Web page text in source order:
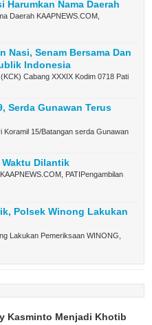
Harumkan Nama Daerah
Daerah KAAPNEWS.COM,
Nasi, Senam Bersama Dan
Indonesia
Cabang XXXIX Kodim 0718 Pati
Serda Gunawan Terus
Koramil 15/Batangan serda Gunawan
Waktu Dilantik
PATIPengambilan
Polsek Winong Lakukan
Lakukan Pemeriksaan WINONG,
Kasminto Menjadi Khotib